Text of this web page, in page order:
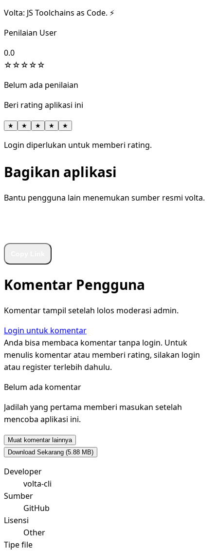
Volta: JS Toolchains as Code. ⚡
Penilaian User
0.0
☆☆☆☆☆
Belum ada penilaian
Beri rating aplikasi ini
★ ★ ★ ★ ★
Login diperlukan untuk memberi rating.
Bagikan aplikasi
Bantu pengguna lain menemukan sumber resmi volta.
Komentar Pengguna
Komentar tampil setelah lolos moderasi admin.
Login untuk komentar
Anda bisa membaca komentar tanpa login. Untuk
menulis komentar atau memberi rating, silakan login
atau register terlebih dahulu.
Belum ada komentar
Jadilah yang pertama memberi masukan setelah
mencoba aplikasi ini.
Muat komentar lainnya
Download Sekarang (5.88 MB)
Developer
volta-cli
Sumber
GitHub
Lisensi
Other
Tipe file